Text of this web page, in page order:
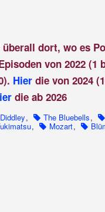
dort, wo es
von 2022 (1
Hier die von 2024
die ab 2026
, The Bluebells,
, Mozart,